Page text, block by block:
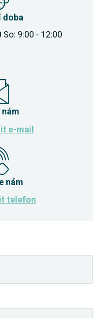
doba
So: 9:00 - 12:00
e-mail
nám
telefon